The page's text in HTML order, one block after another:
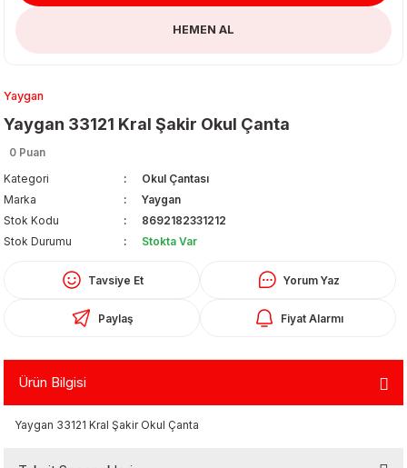
Yaygan
Yaygan 33121 Kral Şakir Okul Çanta
0 Puan
Kategori
Okul Çantası
Marka
Yaygan
Stok Kodu
8692182331212
Stok Durumu
Stokta Var
Tavsiye Et Yorum Yaz
Paylaş Fiyat Alarmı
HEMEN AL
Ürün Bilgisi
Yaygan 33121 Kral Şakir Okul Çanta